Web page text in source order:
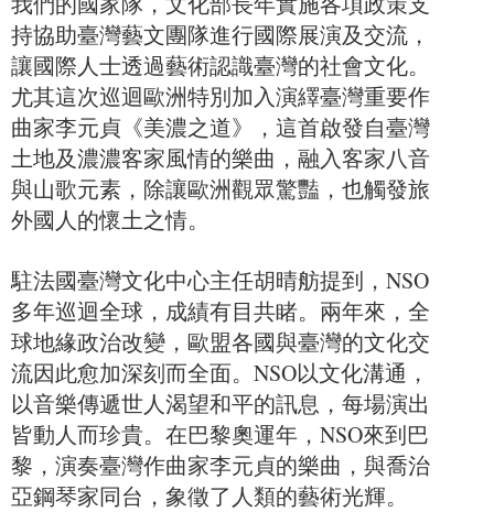
持協助臺灣藝文團隊進行國際展演及交流，
讓國際人士透過藝術認識臺灣的社會文化。
尤其這次巡迴歐洲特別加入演繹臺灣重要作
曲家李元貞《美濃之道》，這首啟發自臺灣
土地及濃濃客家風情的樂曲，融入客家八音
與山歌元素，除讓歐洲觀眾驚豔，也觸發旅
外國人的懷土之情。
駐法國臺灣文化中心主任胡晴舫提到，NSO
多年巡迴全球，成績有目共睹。兩年來，全
球地緣政治改變，歐盟各國與臺灣的文化交
流因此愈加深刻而全面。NSO以文化溝通，
以音樂傳遞世人渴望和平的訊息，每場演出
皆動人而珍貴。在巴黎奧運年，NSO來到巴
黎，演奏臺灣作曲家李元貞的樂曲，與喬治
亞鋼琴家同台，象徵了人類的藝術光輝。